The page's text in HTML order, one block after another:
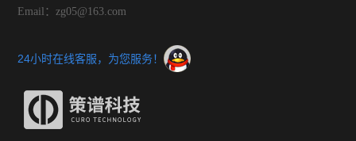
Email：zg05@163.com
24小时在线客服，为您服务！